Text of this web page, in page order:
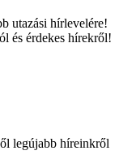
utazási hírlevelére!
és érdekes hírekről!
legújabb híreinkről